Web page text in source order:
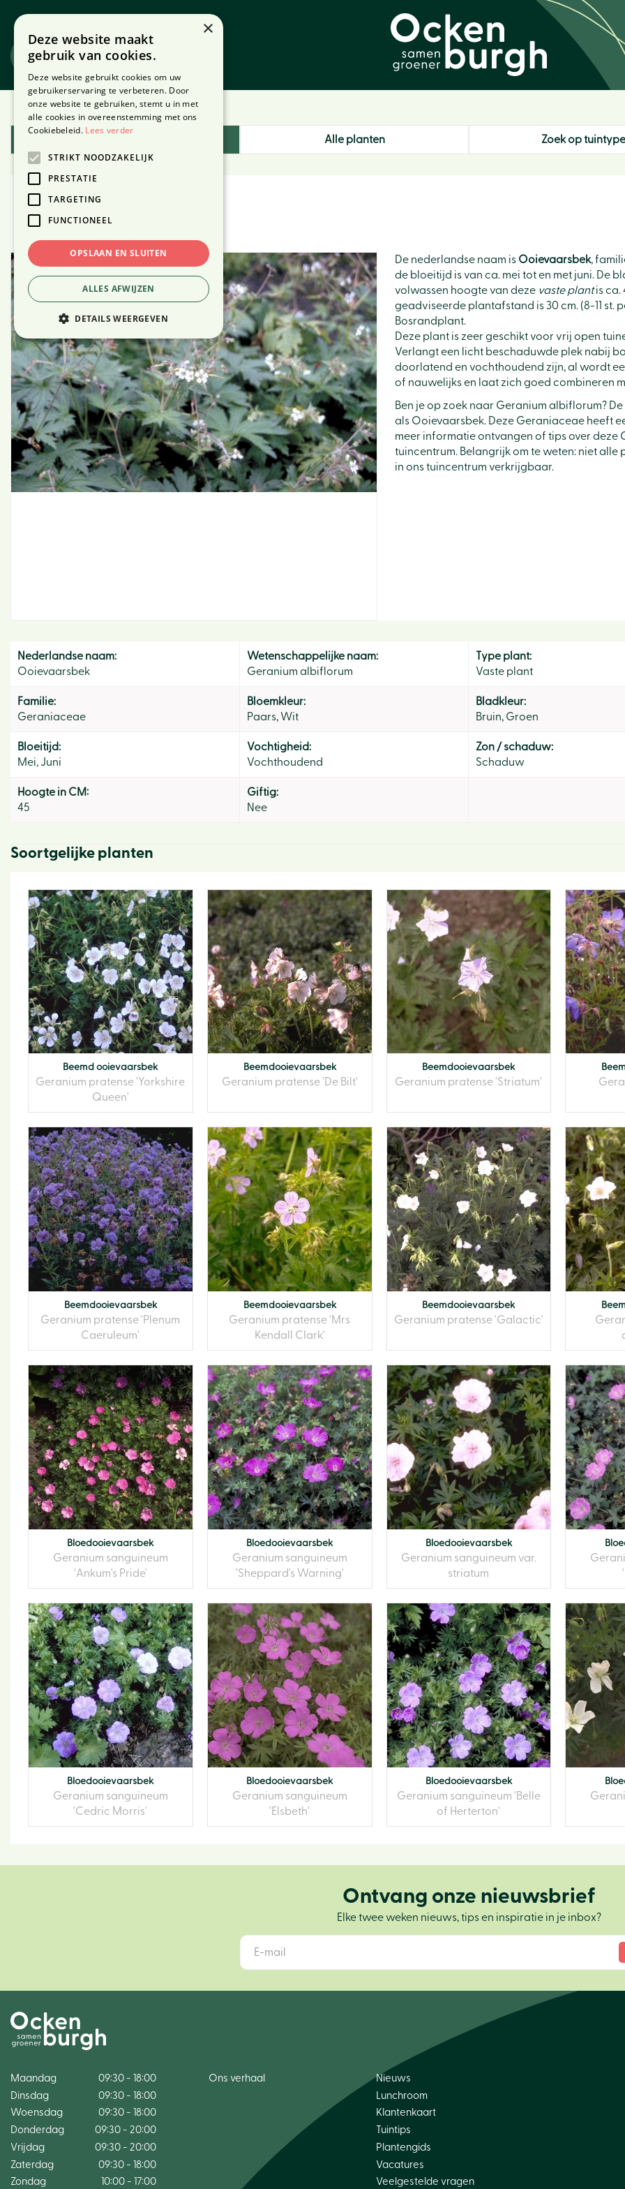
naar
content
Home Plantengids
Website Webshop
Alle planten Zoek op tuintype
Ooievaarsbek
De nederlandse naam is Ooievaarsbek,
de bloeitijd is van ca. mei tot en met juni. De
volwassen hoogte van deze vaste plantis ca.
geadviseerde plantafstand is 30 cm. (8-11 st.
Bosrandplant.
Deze plant is zeer geschikt voor vrij open
Verlangt een licht beschaduwde plek nabij
doorlatend en vochthoudend zijn, al wordt
of nauwelijks en laat zich goed combineren
Ben je op zoek naar Geranium albiflorum?
als Ooievaarsbek. Deze Geraniaceae heeft
meer informatie ontvangen of tips over deze
tuincentrum. Belangrijk om te weten: niet
in ons tuincentrum verkrijgbaar.
Nederlandse naam:
Ooievaarsbek
Wetenschappelijke naam:
Geranium albiflorum
Type plant:
Vaste plant
Familie:
Geraniaceae
Bloemkleur:
Paars, Wit
Bladkleur:
Bruin, Groen
Bloeitijd:
Mei, Juni
Vochtigheid:
Vochthoudend
Zon / schaduw:
Schaduw
Hoogte in CM:
45
Giftig:
Nee
Soortgelijke planten
Beemd ooievaarsbek
Geranium pratense 'Yorkshire
Queen'
Beemdooievaarsbek
Geranium pratense 'De Bilt'
Beemdooievaarsbek
Geranium pratense 'Striatum'
Beemdooievaarsbek
Geranium pratense 'Plenum
Caeruleum'
Beemdooievaarsbek
Geranium pratense 'Mrs
Kendall Clark'
Beemdooievaarsbek
Geranium pratense 'Galactic'
Bloedooievaarsbek
Geranium sanguineum
'Ankum's Pride'
Bloedooievaarsbek
Geranium sanguineum
'Sheppard's Warning'
Bloedooievaarsbek
Geranium sanguineum var.
striatum
Bloedooievaarsbek
Geranium sanguineum
'Cedric Morris'
Bloedooievaarsbek
Geranium sanguineum
'Elsbeth'
Bloedooievaarsbek
Geranium sanguineum 'Belle
of Herterton'
Ontvang onze nieuwsbrief
Elke twee weken nieuws, tips en inspiratie in je inbox?
Maandag
09:30 - 18:00
Dinsdag
09:30 - 18:00
Woensdag
09:30 - 18:00
Donderdag
09:30 - 20:00
Vrijdag
09:30 - 20:00
Zaterdag
09:30 - 18:00
Zondag
10:00 - 17:00
Ons verhaal
Nieuws
Lunchroom
Klantenkaart
Tuintips
Plantengids
Vacatures
Veelgestelde vragen
×
Deze website maakt
gebruik van cookies.
Deze website gebruikt cookies om uw
gebruikerservaring te verbeteren. Door
onze website te gebruiken, stemt u in met
alle cookies in overeenstemming met ons
Cookiebeleid. Lees verder
STRIKT NOODZAKELIJK
PRESTATIE
TARGETING
FUNCTIONEEL
OPSLAAN EN SLUITEN
ALLES AFWIJZEN
DETAILS WEERGEVEN